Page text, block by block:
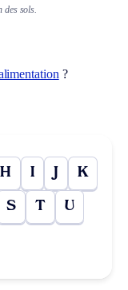
sols.
?
H I J K
S T U